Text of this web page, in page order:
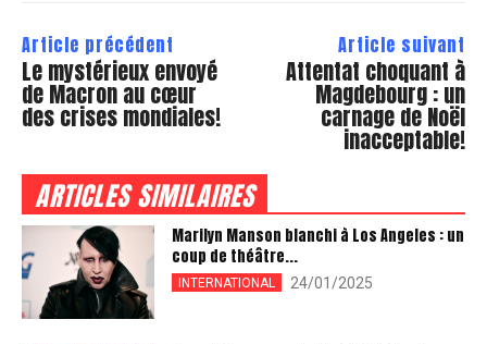
Article précédent
Le mystérieux envoyé
de Macron au cœur
des crises mondiales!
Article suivant
Attentat choquant à
Magdebourg : un
carnage de Noël
inacceptable!
ARTICLES SIMILAIRES
Marilyn Manson blanchi à Los Angeles : un
coup de théâtre...
INTERNATIONAL 24/01/2025